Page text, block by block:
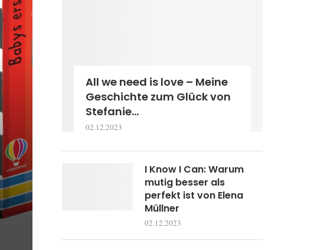
All we need is love – Meine
Geschichte zum Glück von
Stefanie...
02.12.2023
I Know I Can: Warum
mutig besser als
perfekt ist von Elena
Müllner
02.12.2023